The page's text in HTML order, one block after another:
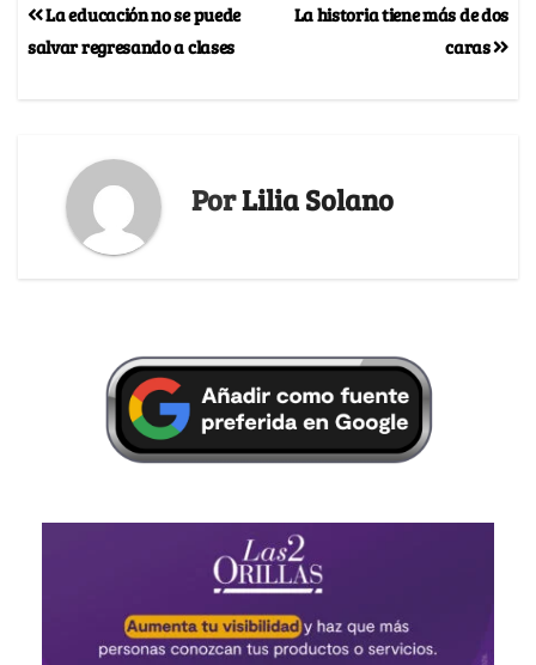
La historia tiene más de dos
caras
La educación no se puede
salvar regresando a clases
PorLilia Solano